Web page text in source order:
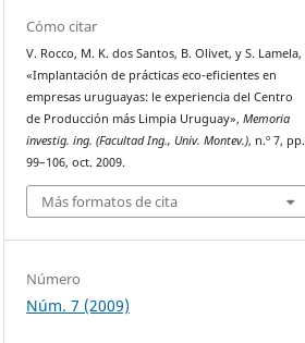
Cómo citar
V. Rocco, M. K. dos Santos, B. Olivet, y S. Lamela,
«Implantación de prácticas eco-eficientes en
empresas uruguayas: le experiencia del Centro
de Producción más Limpia Uruguay»,Memoria
investig. ing. (Facultad Ing., Univ. Montev.), n.º 7, pp.
99–106, oct. 2009.
Más formatos de cita
Número
Núm. 7 (2009)